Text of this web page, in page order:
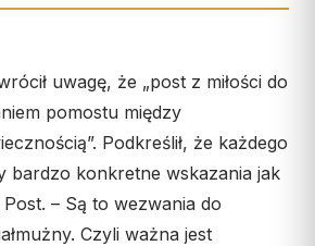
uwagę, że „post z miłości do
pomostu między
Podkreślił, że każdego
bardzo konkretne wskazania jak
– Są to wezwania do
Czyli ważna jest